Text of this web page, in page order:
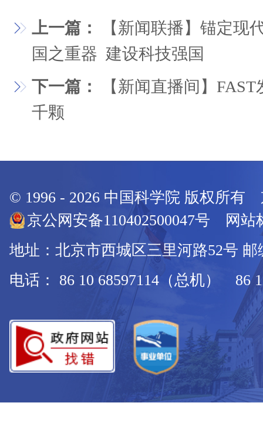
上一篇：
【新闻联播】锚定
国之重器 建设科技强国
下一篇：
【新闻直播间】
千颗
© 1996 - 2026 中国科学院 版权所有
京公网安备110402500047号 网站
地址：北京市西城区三里河路52号 邮
电话： 86 10 68597114（总机） 86